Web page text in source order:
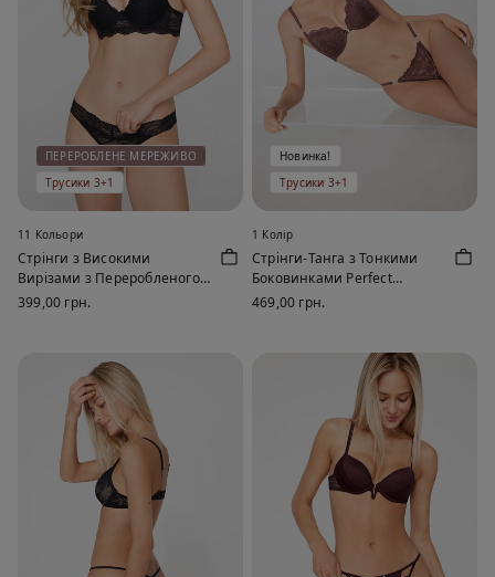
ПЕРЕРОБЛЕНЕ МЕРЕЖИВО
Трусики 3+1
11 Кольори
Стрінги з Високими
Вирізами з Переробленого
Мережива
399,00 грн.
Новинка!
Трусики 3+1
1 Колір
Стрінги-Танга з Тонкими
Боковинками Perfect
Harmony
469,00 грн.